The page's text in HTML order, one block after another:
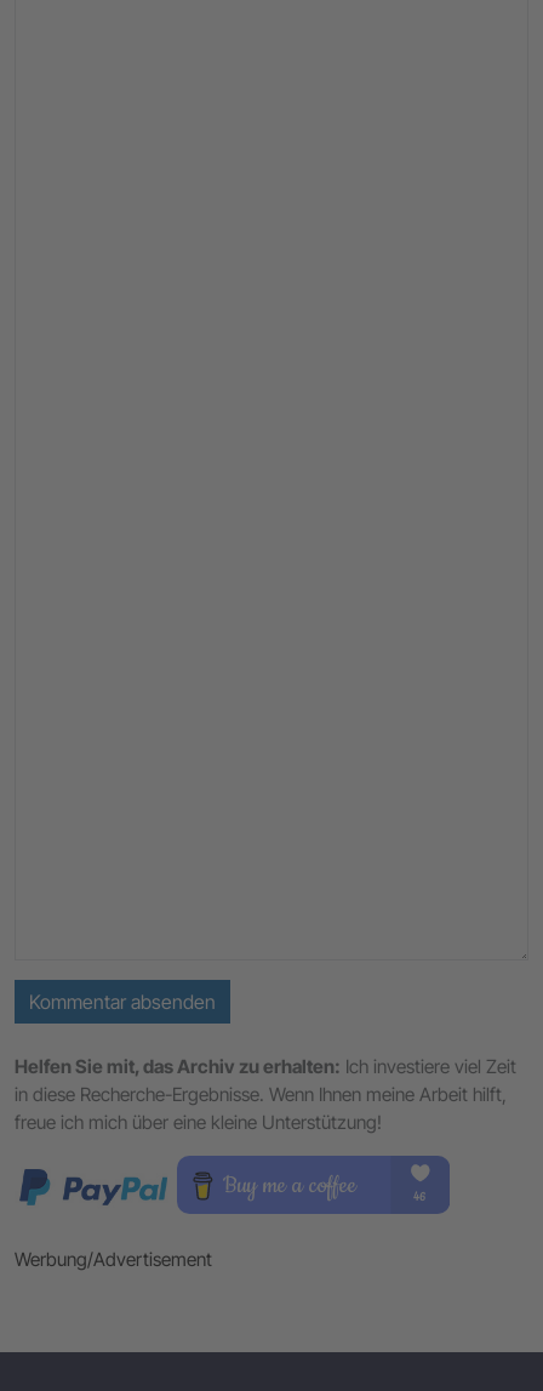
Kommentar absenden
Helfen Sie mit, das Archiv zu erhalten: Ich investiere viel Zeit
in diese Recherche-Ergebnisse. Wenn Ihnen meine Arbeit hilft,
freue ich mich über eine kleine Unterstützung!
Werbung/Advertisement